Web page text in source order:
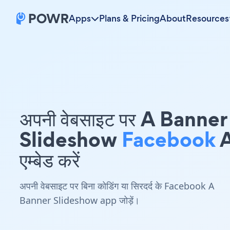
Apps Plans & PricingAboutResources
अपनी वेबसाइट पर A Banner
Slideshow Facebook
एम्बेड करें
अपनी वेबसाइट पर बिना कोडिंग या सिरदर्द के Facebook A
Banner Slideshow app जोड़ें।